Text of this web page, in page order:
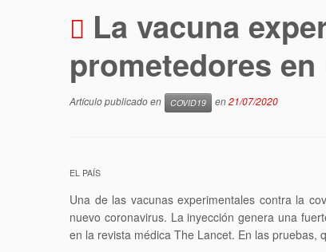
La vacuna
prometedores
Artículo publicado en COVID19 en21/07/2020
EL PAÍS
Una de las vacunas experimentales contra la
nuevo coronavirus. La inyección genera una
en la revista médica The Lancet. En las pruebas,